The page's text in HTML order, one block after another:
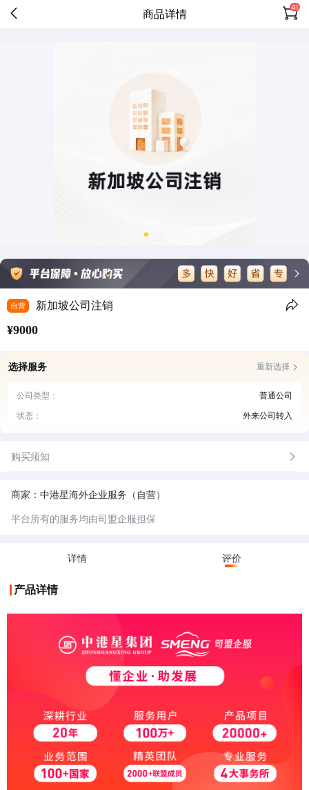
商品详情 41
自营 新加坡公司注销
¥9000
选择服务 重新选择
公司类型：
普通公司
状态：
外来公司转入
购买须知
商家：中港星海外企业服务（自营）
平台所有的服务均由司盟企服担保
详情 评价
产品详情